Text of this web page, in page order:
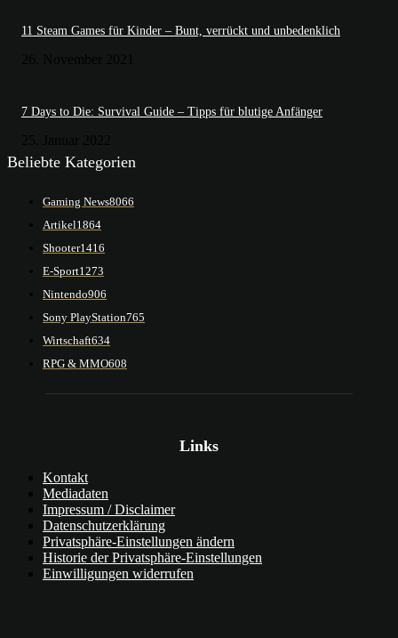
11 Steam Games für Kinder – Bunt, verrückt und unbedenklich
7 Days to Die: Survival Guide – Tipps für blutige Anfänger
Beliebte Kategorien
Gaming News8066
Artikel1864
Shooter1416
E-Sport1273
Nintendo906
Sony PlayStation765
Wirtschaft634
RPG & MMO608
Links
Kontakt
Mediadaten
Impressum / Disclaimer
Datenschutzerklärung
Privatsphäre-Einstellungen ändern
Historie der Privatsphäre-Einstellungen
Einwilligungen widerrufen